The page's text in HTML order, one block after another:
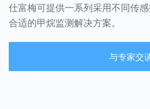
仕富梅可提供一系列采用不同传
合适的甲烷监测解决方案。
与专家交